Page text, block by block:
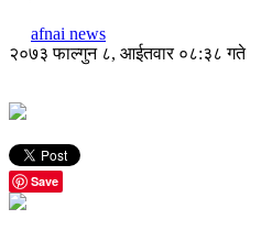
afnai news
२०७३ फाल्गुन ८, आईतवार ०८:३८ गते
Save